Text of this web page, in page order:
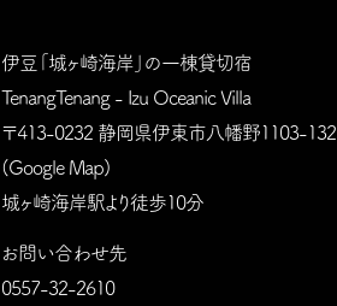
伊豆「城ヶ崎海岸」の一棟貸切宿
TenangTenang - Izu Oceanic Villa
〒413-0232 静岡県伊東市八幡野1103-132
(Google Map)
城ヶ崎海岸駅より徒歩10分
お問い合わせ先
0557-32-2610